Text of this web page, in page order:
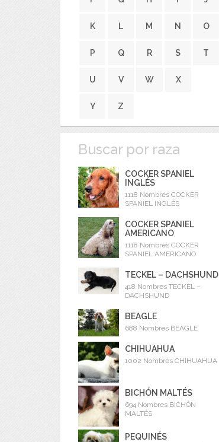
K L M N O
P Q R S T
U V W X
Y Z
Buscar por raza
COCKER SPANIEL
INGLÉS
1118 Nombres COCKER
SPANIEL INGLÉS
COCKER SPANIEL
AMERICANO
1118 Nombres COCKER
SPANIEL AMERICANO
TECKEL – DACHSHUND
418 Nombres TECKEL –
DACHSHUND
BEAGLE
688 Nombres BEAGLE
CHIHUAHUA
1002 Nombres CHIHUAHUA
BICHÓN MALTÉS
694 Nombres BICHÓN
MALTÉS
PEQUINÉS